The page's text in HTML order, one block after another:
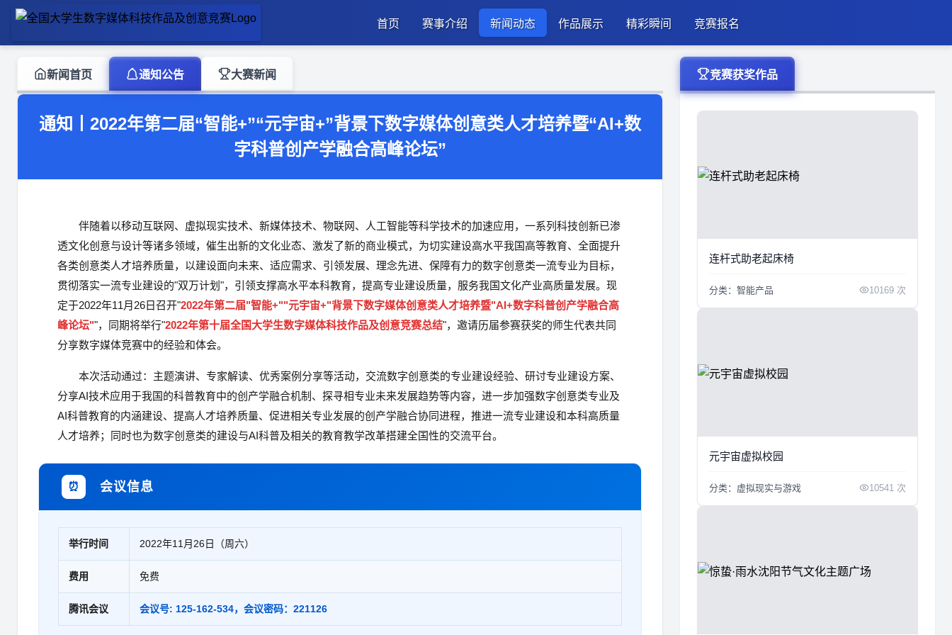
首页 赛事介绍 新闻动态 作品展示 精彩瞬间 竞赛报名
新闻首页 通知公告 大赛新闻
通知丨2022年第二届“智能+”“元宇宙+”背景下数字媒体创意类人才培养暨“AI+数
字科普创产学融合高峰论坛”
伴随着以移动互联网、虚拟现实技术、新媒体技术、物联网、人工智能等科学技术的加速应用，一系列科技创新已渗
透文化创意与设计等诸多领域，催生出新的文化业态、激发了新的商业模式，为切实建设高水平我国高等教育、全面提升
各类创意类人才培养质量，以建设面向未来、适应需求、引领发展、理念先进、保障有力的数字创意类一流专业为目标，
贯彻落实一流专业建设的"双万计划"，引领支撑高水平本科教育，提高专业建设质量，服务我国文化产业高质量发展。现
定于2022年11月26日召开"2022年第二届"智能+""元宇宙+"背景下数字媒体创意类人才培养暨"AI+数字科普创产学融合高
峰论坛""，同期将举行"2022年第十届全国大学生数字媒体科技作品及创意竞赛总结"，邀请历届参赛获奖的师生代表共同
分享数字媒体竞赛中的经验和体会。
本次活动通过：主题演讲、专家解读、优秀案例分享等活动，交流数字创意类的专业建设经验、研讨专业建设方案、
分享AI技术应用于我国的科普教育中的创产学融合机制、探寻相专业未来发展趋势等内容，进一步加强数字创意类专业及
AI科普教育的内涵建设、提高人才培养质量、促进相关专业发展的创产学融合协同进程，推进一流专业建设和本科高质量
人才培养；同时也为数字创意类的建设与AI科普及相关的教育教学改革搭建全国性的交流平台。
⏰ 会议信息
举行时间 2022年11月26日（周六）
费用 免费
腾讯会议 会议号: 125-162-534，会议密码：221126
竞赛获奖作品
连杆式助老起床椅
分类：智能产品 10169 次
元宇宙虚拟校园
分类：虚拟现实与游戏 10541 次